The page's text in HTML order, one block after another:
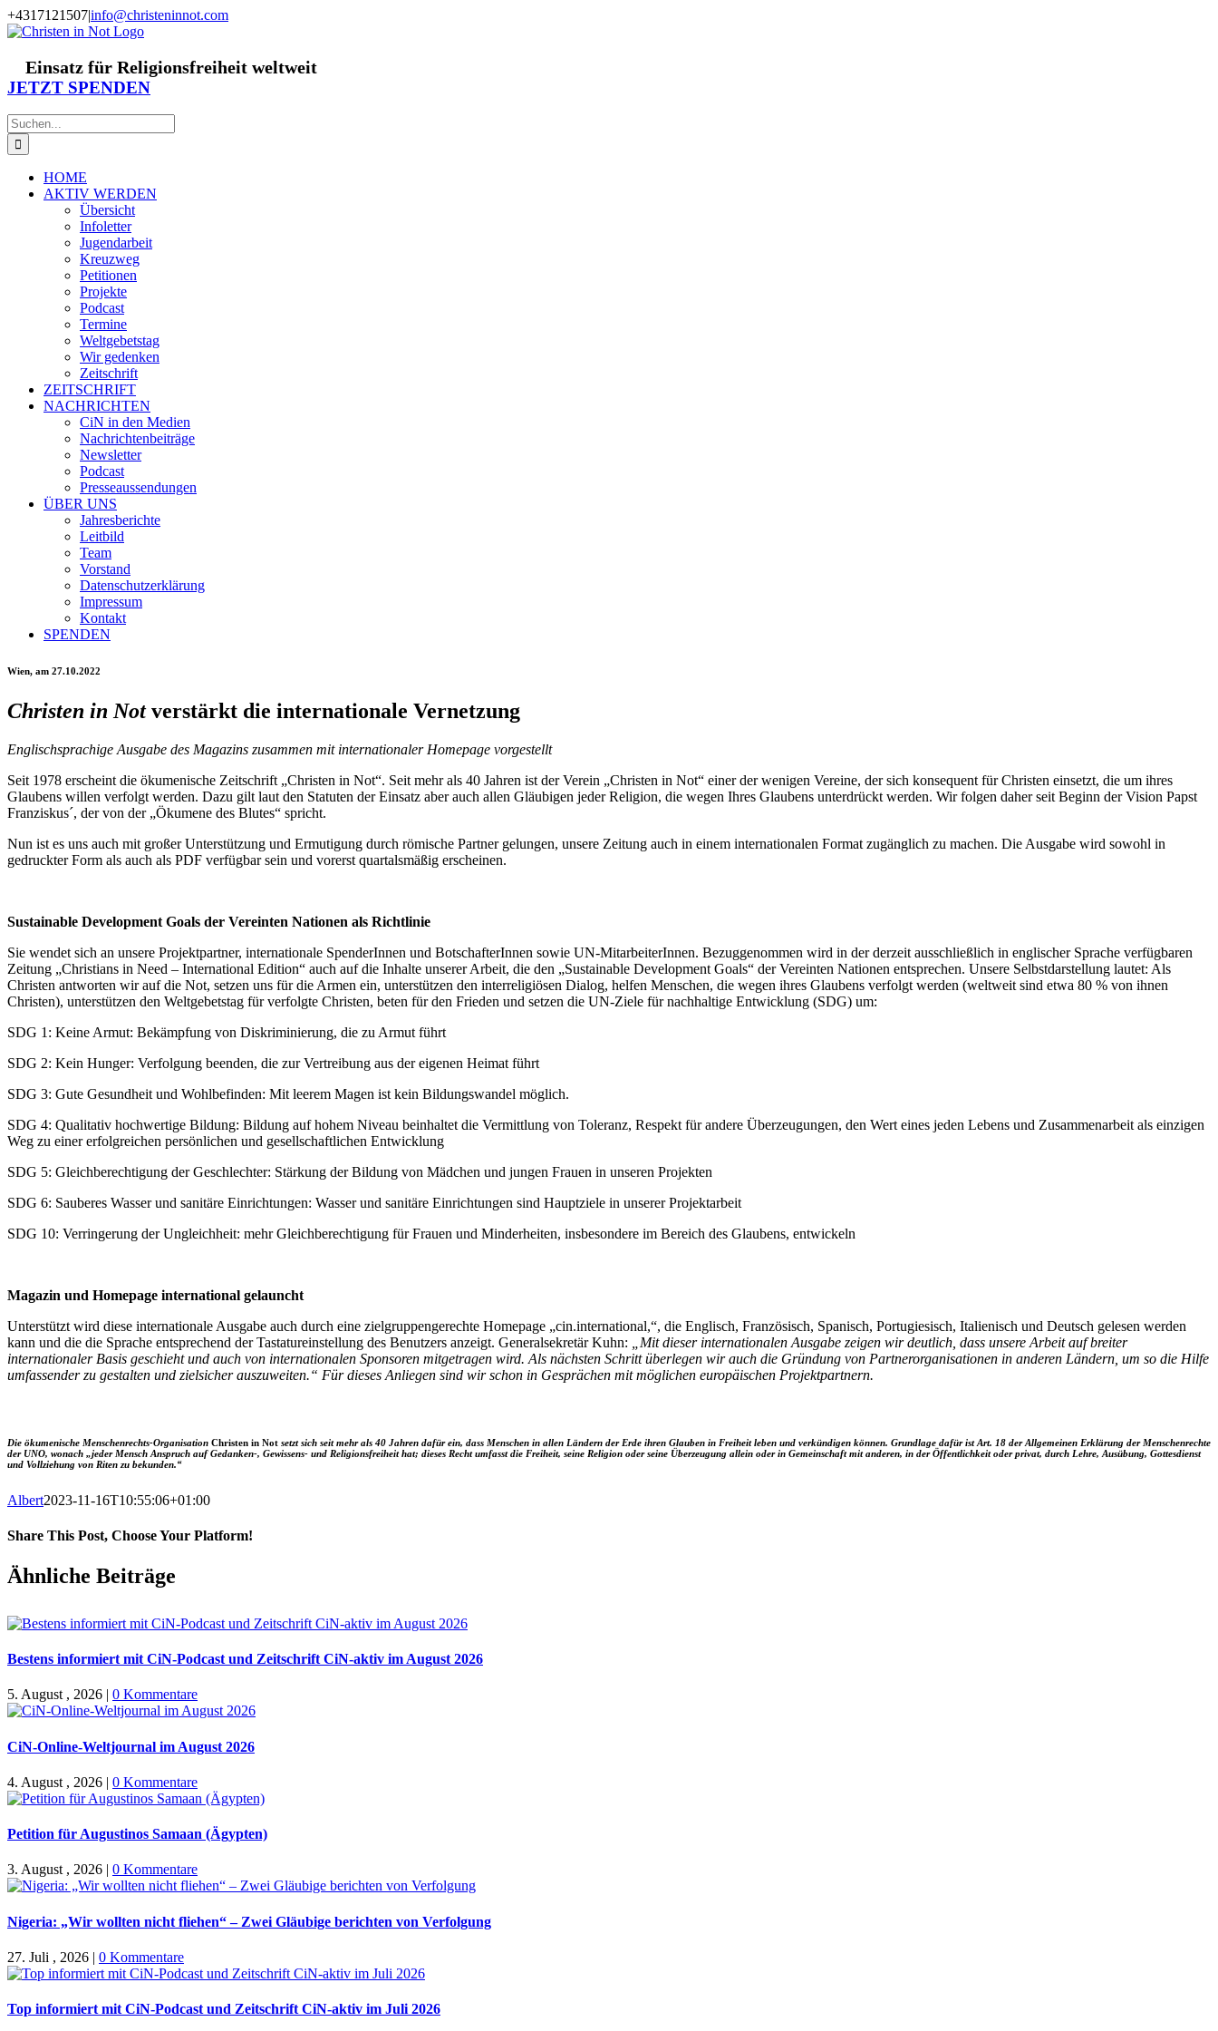
Zum
Inhalt
+4317121507|info@christeninnot.com
Facebook
Instagram
X
Spenden
Newsletter
Einsatz für Religionsfreiheit weltweit
JETZT SPENDEN
Suche
nach:
HOME
AKTIV WERDEN
Übersicht
Infoletter
Jugendarbeit
Kreuzweg
Petitionen
Projekte
Podcast
Termine
Weltgebetstag
Wir gedenken
Zeitschrift
ZEITSCHRIFT
NACHRICHTEN
CiN in den Medien
Nachrichtenbeiträge
Newsletter
Podcast
Presseaussendungen
ÜBER UNS
Jahresberichte
Leitbild
Team
Vorstand
Datenschutzerklärung
Impressum
Kontakt
SPENDEN
Wien, am 27.10.2022
Christen in Notverstärkt die internationale Vernetzung
Englischsprachige Ausgabe des Magazins zusammen mit internationaler Homepage vorgestellt
Seit 1978 erscheint die ökumenische Zeitschrift „Christen in Not“. Seit mehr als 40 Jahren ist der Verein „Christen in Not“ einer der wenigen Vereine, der sich konsequent für Christen einsetzt, die um ihres
Glaubens willen verfolgt werden. Dazu gilt laut den Statuten der Einsatz aber auch allen Gläubigen jeder Religion, die wegen Ihres Glaubens unterdrückt werden. Wir folgen daher seit Beginn der Vision Papst
Franziskus´, der von der „Ökumene des Blutes“ spricht.
Nun ist es uns auch mit großer Unterstützung und Ermutigung durch römische Partner gelungen, unsere Zeitung auch in einem internationalen Format zugänglich zu machen. Die Ausgabe wird sowohl in
gedruckter Form als auch als PDF verfügbar sein und vorerst quartalsmäßig erscheinen.
Sustainable Development Goals der Vereinten Nationen als Richtlinie
Sie wendet sich an unsere Projektpartner, internationale SpenderInnen und BotschafterInnen sowie UN-MitarbeiterInnen. Bezuggenommen wird in der derzeit ausschließlich in englischer Sprache verfügbaren
Zeitung „Christians in Need – International Edition“ auch auf die Inhalte unserer Arbeit, die den „Sustainable Development Goals“ der Vereinten Nationen entsprechen. Unsere Selbstdarstellung lautet: Als
Christen antworten wir auf die Not, setzen uns für die Armen ein, unterstützen den interreligiösen Dialog, helfen Menschen, die wegen ihres Glaubens verfolgt werden (weltweit sind etwa 80 % von ihnen
Christen), unterstützen den Weltgebetstag für verfolgte Christen, beten für den Frieden und setzen die UN-Ziele für nachhaltige Entwicklung (SDG) um:
SDG 1: Keine Armut: Bekämpfung von Diskriminierung, die zu Armut führt
SDG 2: Kein Hunger: Verfolgung beenden, die zur Vertreibung aus der eigenen Heimat führt
SDG 3: Gute Gesundheit und Wohlbefinden: Mit leerem Magen ist kein Bildungswandel möglich.
SDG 4: Qualitativ hochwertige Bildung: Bildung auf hohem Niveau beinhaltet die Vermittlung von Toleranz, Respekt für andere Überzeugungen, den Wert eines jeden Lebens und Zusammenarbeit als einzigen
Weg zu einer erfolgreichen persönlichen und gesellschaftlichen Entwicklung
SDG 5: Gleichberechtigung der Geschlechter: Stärkung der Bildung von Mädchen und jungen Frauen in unseren Projekten
SDG 6: Sauberes Wasser und sanitäre Einrichtungen: Wasser und sanitäre Einrichtungen sind Hauptziele in unserer Projektarbeit
SDG 10: Verringerung der Ungleichheit: mehr Gleichberechtigung für Frauen und Minderheiten, insbesondere im Bereich des Glaubens, entwickeln
Magazin und Homepage international gelauncht
Unterstützt wird diese internationale Ausgabe auch durch eine zielgruppengerechte Homepage „cin.international,“, die Englisch, Französisch, Spanisch, Portugiesisch, Italienisch und Deutsch gelesen werden
kann und die die Sprache entsprechend der Tastatureinstellung des Benutzers anzeigt. Generalsekretär Kuhn:
„Mit dieser internationalen Ausgabe zeigen wir deutlich, dass unsere Arbeit auf breiter
internationaler Basis geschieht und auch von internationalen Sponsoren mitgetragen wird. Als nächsten Schritt überlegen wir auch die Gründung von Partnerorganisationen in anderen Ländern, um so die Hilfe
umfassender zu gestalten und zielsicher auszuweiten.“ Für dieses Anliegen sind wir schon in Gesprächen mit möglichen europäischen Projektpartnern.
Die ökumenische Menschenrechts-Organisation Christen in Not setzt sich seit mehr als 40 Jahren dafür ein, dass Menschen in allen Ländern der Erde ihren Glauben in Freiheit leben und verkündigen können. Grundlage dafür ist Art. 18 der Allgemeinen Erklärung der Menschenrechte
der UNO, wonach „jeder Mensch Anspruch auf Gedanken-, Gewissens- und Religionsfreiheit hat; dieses Recht umfasst die Freiheit, seine Religion oder seine Überzeugung allein oder in Gemeinschaft mit anderen, in der Öffentlichkeit oder privat, durch Lehre, Ausübung, Gottesdienst
und Vollziehung von Riten zu bekunden.“
Albert2023-11-16T10:55:06+01:00
Share This Post, Choose Your Platform!
Facebook
X
WhatsApp
Pinterest
E-
Mail
Ähnliche Beiträge
Bestens informiert mit CiN-Podcast und Zeitschrift CiN-aktiv im August 2026
5. August , 2026 | 0 Kommentare
CiN-Online-Weltjournal im August 2026
4. August , 2026 | 0 Kommentare
Petition für Augustinos Samaan (Ägypten)
3. August , 2026 | 0 Kommentare
Nigeria: „Wir wollten nicht fliehen“ – Zwei Gläubige berichten von Verfolgung
27. Juli , 2026 | 0 Kommentare
Top informiert mit CiN-Podcast und Zeitschrift CiN-aktiv im Juli 2026